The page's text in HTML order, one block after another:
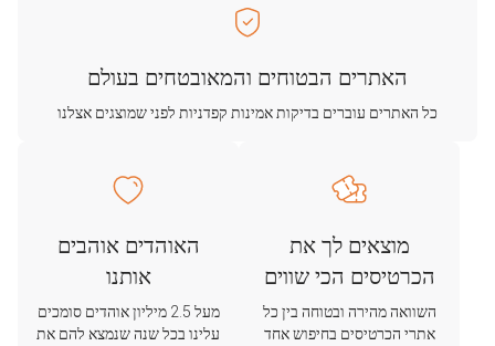
האתרים הבטוחים והמאובטחים בעולם
כל האתרים עוברים בדיקות אמינות קפדניות לפני שמוצגים אצלנו
מוצאים לך את
הכרטיסים הכי שווים
השוואה מהירה ובטוחה בין כל
אתרי הכרטיסים בחיפוש אחד
האוהדים אוהבים
אותנו
מעל 2.5 מיליון אוהדים סומכים
עלינו בכל שנה שנמצא להם את